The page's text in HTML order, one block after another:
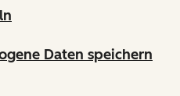
Daten speichern